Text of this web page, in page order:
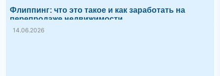
Флиппинг: что это такое и как заработать на
перепродаже недвижимости
14.06.2026